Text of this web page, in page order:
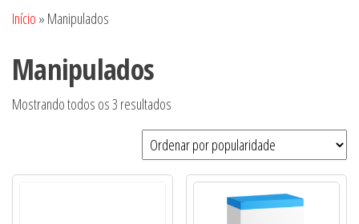
Início » Manipulados
Manipulados
Mostrando todos os 3 resultados
por
popularidade